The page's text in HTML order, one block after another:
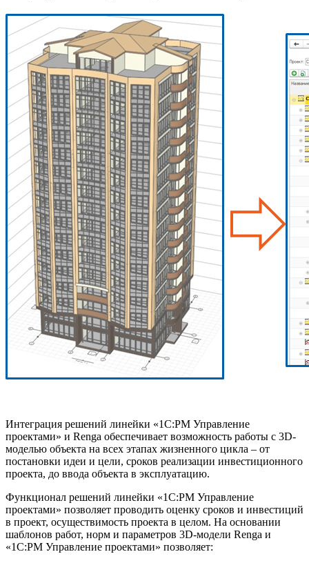
Интеграция решений линейки «1С:PM Управление
проектами» и Renga обеспечивает возможность работы с 3D-
моделью объекта на всех этапах жизненного цикла – от
постановки идеи и цели, сроков реализации инвестиционного
проекта, до ввода объекта в эксплуатацию.
Функционал решений линейки «1С:PM Управление
проектами» позволяет проводить оценку сроков и инвестиций
в проект, осуществимость проекта в целом. На основании
шаблонов работ, норм и параметров 3D-модели Renga и
«1С:PM Управление проектами» позволяет: